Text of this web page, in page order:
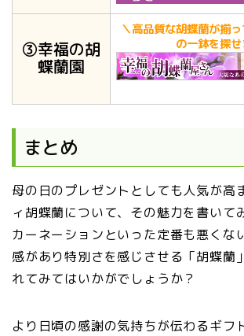
③幸福の胡
蝶蘭園
＼高品質な胡蝶蘭が揃
の一鉢を探
まとめ
母の日のプレゼントとしても人気が高
ィ胡蝶蘭について、その魅力を書いて
カーネーションといった定番も悪くな
感があり特別さを感じさせる「胡蝶蘭
れてみてはいかがでしょうか？
より日頃の感謝の気持ちが伝わるギフ